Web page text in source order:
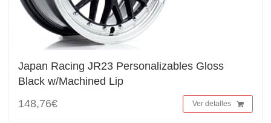
Japan Racing JR23 Personalizables Gloss
Black w/Machined Lip
148,76€
Ver detalles